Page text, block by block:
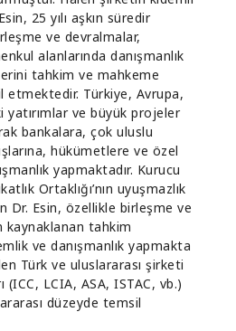
25 yılı aşkın süredir
ve devralmalar,
alanlarında danışmanlık
tahkim ve mahkeme
etmektedir. Türkiye, Avrupa,
yatırımlar ve büyük projeler
bankalara, çok uluslu
hükümetlere ve özel
yapmaktadır. Kurucu
Ortaklığı’nın uyuşmazlık
Dr. Esin, özellikle birleşme ve
kaynaklanan tahkim
ve danışmanlık yapmakta
Türk ve uluslararası şirketi
LCIA, ASA, ISTAC, vb.)
düzeyde temsil